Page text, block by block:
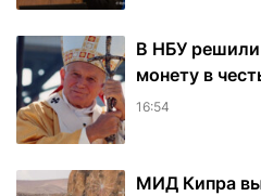
В НБУ
монету в
16:54
МИД Кипра